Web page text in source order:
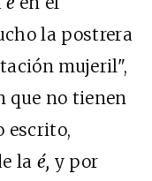
la postrera
mujeril",
que no tienen
escrito,
la é, y por